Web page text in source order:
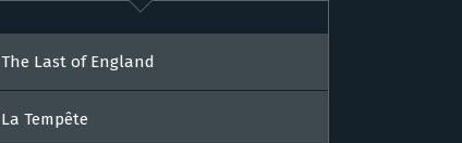
The Last of England
La Tempête